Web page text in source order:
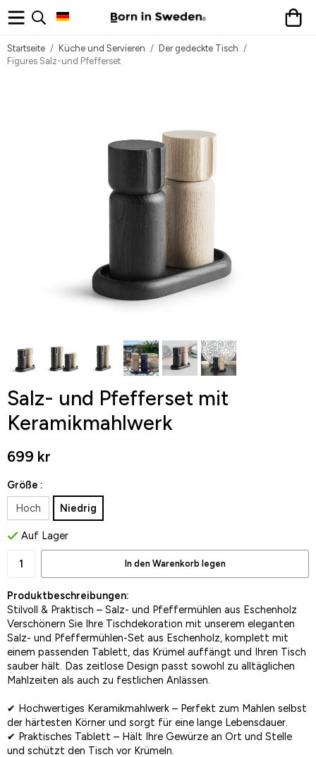
Startseite / Küche und Servieren / Der gedeckte Tisch /
Figures Salz-und Pfefferset
Salz- und Pfefferset mit
Keramikmahlwerk
699 kr
Größe :
Hoch
Niedrig
Auf Lager
In den Warenkorb legen
Produktbeschreibungen:
Stilvoll & Praktisch – Salz- und Pfeffermühlen aus Eschenholz
Verschönern Sie Ihre Tischdekoration mit unserem eleganten
Salz- und Pfeffermühlen-Set aus Eschenholz, komplett mit
einem passenden Tablett, das Krümel auffängt und Ihren Tisch
sauber hält. Das zeitlose Design passt sowohl zu alltäglichen
Mahlzeiten als auch zu festlichen Anlässen.
✔ Hochwertiges Keramikmahlwerk – Perfekt zum Mahlen selbst
der härtesten Körner und sorgt für eine lange Lebensdauer.
✔ Praktisches Tablett – Hält Ihre Gewürze an Ort und Stelle
und schützt den Tisch vor Krümeln.